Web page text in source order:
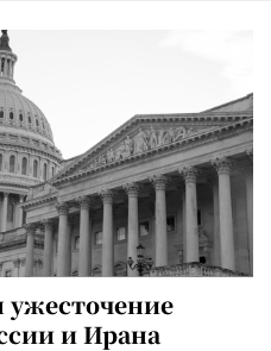
и Ирана